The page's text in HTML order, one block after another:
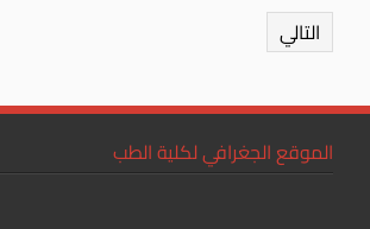
التالي
الموقع الجغرافي لكلية الطب